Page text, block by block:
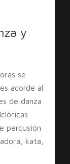
y
se
acorde al
de danza
percusión
kata,